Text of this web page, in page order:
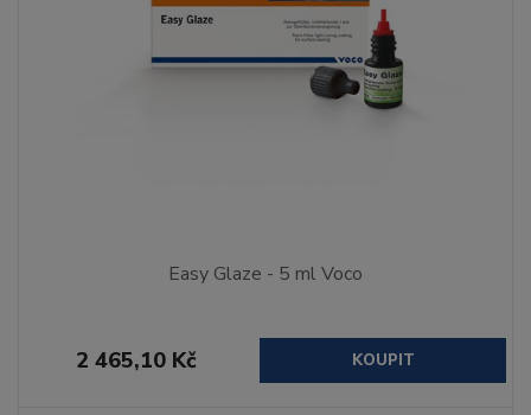
Easy Glaze - 5 ml Voco
2 465,10 Kč KOUPIT